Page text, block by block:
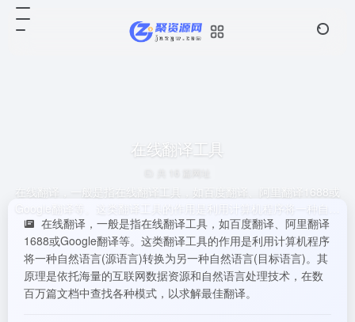
在线翻译工具
在线翻译，一般是指在线翻译工具，如百度翻译、阿里翻译1688或
Google翻译等。这类翻译工具的作用是利用计算机程序将一种自然
语言(源语言)转换为另一种自然语言(目标语言)。其原理是依托海量
的互联网数据资源和自然语言处理技术，在数百万篇文档中查找各
种模式，以求解最佳翻译。
在线翻译，一般是指在线翻译工具，如百度翻译、阿里翻译
1688或Google翻译等。这类翻译工具的作用是利用计算机程序
将一种自然语言(源语言)转换为另一种自然语言(目标语言)。其
原理是依托海量的互联网数据资源和自然语言处理技术，在数
百万篇文档中查找各种模式，以求解最佳翻译。